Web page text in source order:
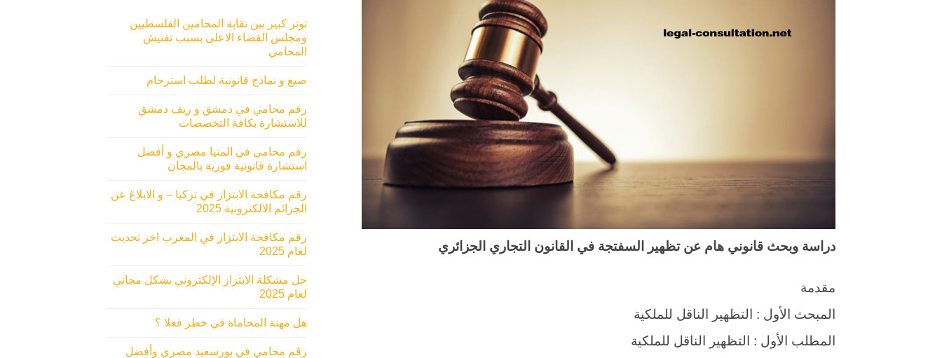
دراسة وبحث قانوني هام عن تظهير السفتجة في القانون التجاري الجزائري
مقدمة
المبحث الأول : التظهير الناقل للملكية
المطلب الأول : التظهير الناقل للملكية
توتر كبير بين نقابة المحامين الفلسطيين
ومجلس القضاء الاعلى بسبب تفتيش
المحامي
صيغ و نماذج قانونية لطلب استرحام
رقم محامي في دمشق و ريف دمشق
للاستشارة بكافة التخصصات
رقم محامي في المنيا مصري و أفضل
استشارة قانونية فورية بالمجان
رقم مكافحة الابتزاز في تركيا – و الابلاغ عن
الجرائم الالكترونية 2025
رقم مكافحة الابتزاز في المغرب اخر تحديث
لعام 2025
حل مشكلة الابتزاز الإلكتروني بشكل مجاني
لعام 2025
هل مهنة المحاماة في خطر فعلا ؟
رقم محامي في بورسعيد مصري وأفضل